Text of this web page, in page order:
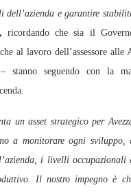
dell’azienda e garantire
ricordando che sia il
al lavoro dell’assessore
stanno seguendo con la
un asset strategico per
a monitorare ogni
i livelli occupazionali
Il nostro impegno è